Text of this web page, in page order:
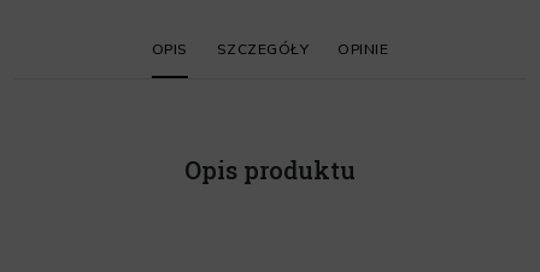
OPIS SZCZEGÓŁY OPINIE
Opis produktu